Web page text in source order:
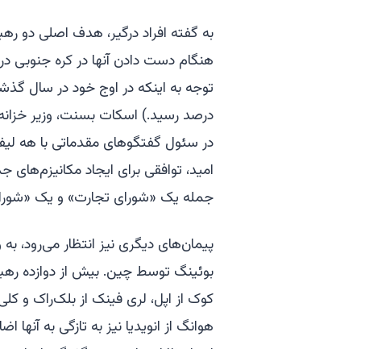
به گفته افراد درگیر، هدف اصلی دو
هنگام دست دادن آنها در کره جنوبی
در سئول گفتگوهای مقدماتی با هه
امید، توافقی برای ایجاد
جمله یک «شورای تجارت» و یک
پیمان‌های دیگری نیز انتظار می‌رود،
بوئینگ توسط چین. بیش از دوازده
کوک از اپل، لری فینک از بلک‌راک و
هوانگ از انویدیا نیز به تازگی به